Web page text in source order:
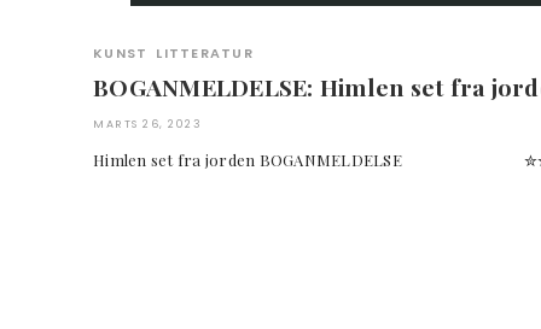
KUNST LITTERATUR
BOGANMELDELSE: Himlen set fra
MARTS 26, 2023
Himlen set fra jorden BOGANMELDELSE